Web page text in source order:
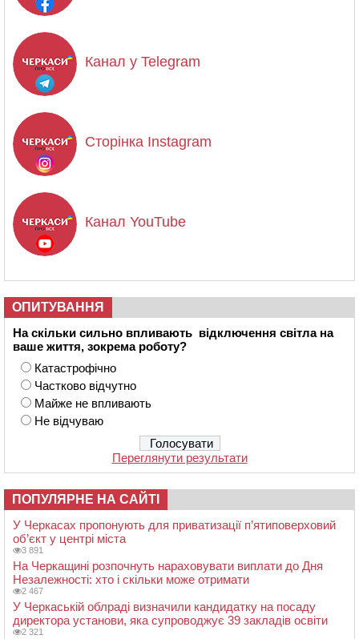
Канал у Telegram
Сторінка Instagram
Канал YouTube
ОПИТУВАННЯ
На скільки сильно впливають відключення світла на
ваше життя, зокрема роботу?
Катастрофічно
Частково відчутно
Майже не впливають
Не відчуваю
Переглянути результати
ПОПУЛЯРНЕ НА САЙТІ
У Черкасах пропонують для приватизації п’ятиповерховий
об’єкт у центрі міста
3 891
На Черкащині розпочнуть нараховувати виплати до Дня
Незалежності: хто і скільки може отримати
2 467
У Черкаській облраді визначили кандидатку на посаду
директора установи, яка супроводжує 39 закладів освіти
2 321